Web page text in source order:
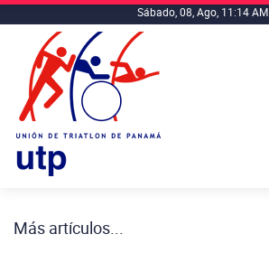
Sábado, 08, Ago, 11:14 AM
Más artículos...